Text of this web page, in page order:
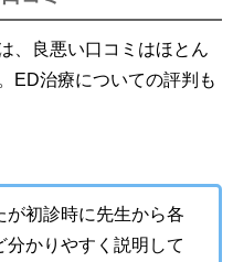
、良悪い口コミはほとん
ED治療についての評判も
が初診時に先生から各
分かりやすく説明して